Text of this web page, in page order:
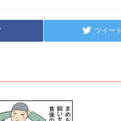
ツイート